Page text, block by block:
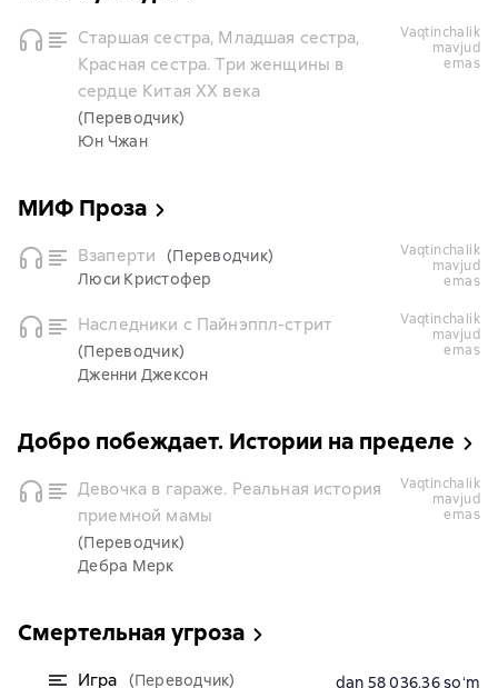
Старшая сестра, Младшая сестра,
Красная сестра. Три женщины в
сердце Китая ХХ века
(Переводчик)
Юн Чжан
vaqtinchalik
mavjud
emas
МИФ Проза
Взаперти
(Переводчик)
Люси Кристофер
vaqtinchalik
mavjud
emas
Наследники с Пайнэппл-стрит
(Переводчик)
Дженни Джексон
vaqtinchalik
mavjud
emas
Добро побеждает. Истории на пределе
Девочка в гараже. Реальная история
приемной мамы
(Переводчик)
Дебра Мерк
vaqtinchalik
mavjud
emas
Смертельная угроза
Игра (Переводчик) dan 58 036,36 soʻm